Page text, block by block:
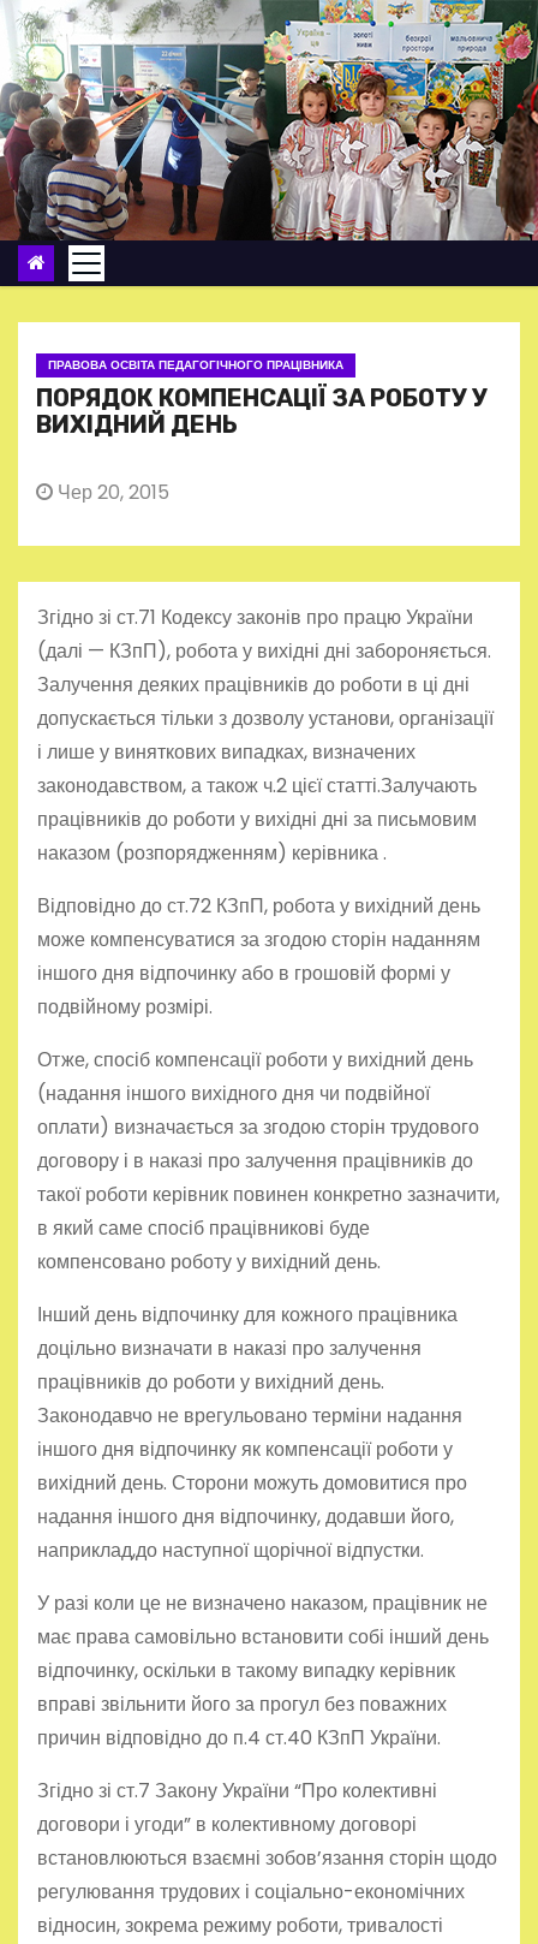
П
р
е
й
т
и
о
ПРАВОВА ОСВІТА ПЕДАГОГІЧНОГО ПРАЦІВНИКА
ПОРЯДОК КОМПЕНСАЦІЇ ЗА РОБОТУ У
ВИХІДНИЙ ДЕНЬ
Чер 20, 2015
Згідно зі ст.71 Кодексу законів про працю України
(далі — КЗпП), робота у вихідні дні забороняється.
Залучення деяких працівників до роботи в ці дні
допускається тільки з дозволу установи, організації
і лише у виняткових випадках, визначених
законодавством, а також ч.2 цієї статті.Залучають
працівників до роботи у вихідні дні за письмовим
наказом (розпорядженням) керівника .
Відповідно до ст.72 КЗпП, робота у вихідний день
може компенсуватися за згодою сторін наданням
іншого дня відпочинку або в грошовій формі у
подвійному розмірі.
Отже, спосіб компенсації роботи у вихідний день
(надання іншого вихідного дня чи подвійної
оплати) визначається за згодою сторін трудового
договору і в наказі про залучення працівників до
такої роботи керівник повинен конкретно зазначити,
в який саме спосіб працівникові буде
компенсовано роботу у вихідний день.
Інший день відпочинку для кожного працівника
доцільно визначати в наказі про залучення
працівників до роботи у вихідний день.
Законодавчо не врегульовано терміни надання
іншого дня відпочинку як компенсації роботи у
вихідний день. Сторони можуть домовитися про
надання іншого дня відпочинку, додавши його,
наприклад,до наступної щорічної відпустки.
У разі коли це не визначено наказом, працівник не
має права самовільно встановити собі інший день
відпочинку, оскільки в такому випадку керівник
вправі звільнити його за прогул без поважних
причин відповідно до п.4 ст.40 КЗпП України.
Згідно зі ст.7 Закону України “Про колективні
договори і угоди” в колективному договорі
встановлюються взаємні зобов’язання сторін щодо
регулювання трудових і соціально-економічних
відносин, зокрема режиму роботи, тривалості